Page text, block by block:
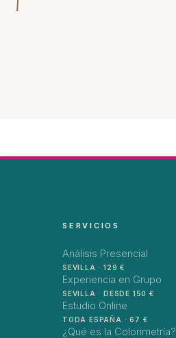
SERVICIOS
Análisis Presencial
SEVILLA · 129 €
Experiencia en Grupo
SEVILLA · DESDE 150 €
Estudio Online
TODA ESPAÑA · 67 €
¿Qué es la Colorimetría?